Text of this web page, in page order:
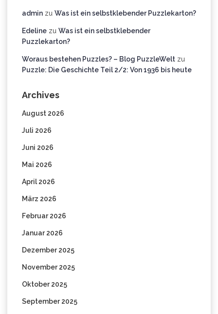
admin zu Was ist ein selbstklebender Puzzlekarton?
Edeline zu Was ist ein selbstklebender
Puzzlekarton?
Woraus bestehen Puzzles? – Blog PuzzleWelt zu
Puzzle: Die Geschichte Teil 2/2: Von 1936 bis heute
Archives
August 2026
Juli 2026
Juni 2026
Mai 2026
April 2026
März 2026
Februar 2026
Januar 2026
Dezember 2025
November 2025
Oktober 2025
September 2025